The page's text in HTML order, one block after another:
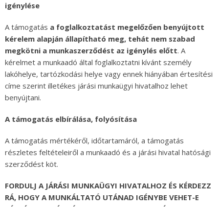
igénylése
A támogatás a foglalkoztatást megelőzően benyújtott
kérelem alapján állapítható meg, tehát nem szabad
megkötni a munkaszerződést az igénylés előtt. A
kérelmet a munkaadó által foglalkoztatni kívánt személy
lakóhelye, tartózkodási helye vagy ennek hiányában értesítési
címe szerint illetékes járási munkaügyi hivatalhoz lehet
benyújtani.
A támogatás elbírálása, folyósítása
A támogatás mértékéről, időtartamáról, a támogatás
részletes feltételeiről a munkaadó és a járási hivatal hatósági
szerződést köt.
FORDULJ A JÁRÁSI MUNKAÜGYI HIVATALHOZ ÉS KÉRDEZZ
RÁ, HOGY A MUNKÁLTATÓ UTÁNAD IGÉNYBE VEHET-E